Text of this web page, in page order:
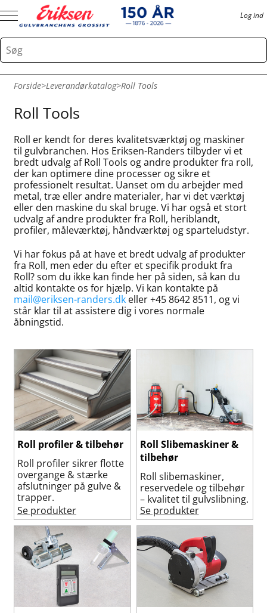
Log ind
Forside>Leverandørkatalog>Roll Tools
Roll Tools
Roll er kendt for deres kvalitetsværktøj og maskiner
til gulvbranchen. Hos Eriksen-Randers tilbyder vi et
bredt udvalg af Roll Tools og andre produkter fra roll,
der kan optimere dine processer og sikre et
professionelt resultat. Uanset om du arbejder med
metal, træ eller andre materialer, har vi det værktøj
eller den maskine du skal bruge. Vi har også et stort
udvalg af andre produkter fra Roll, heriblandt,
profiler, måleværktøj, håndværktøj og sparteludstyr.
Vi har fokus på at have et bredt udvalg af produkter
fra Roll, men eder du efter et specifik produkt fra
Roll? som du ikke kan finde her på siden, så kan du
altid kontakte os for hjælp. Vi kan kontakte på
mail@eriksen-randers.dk eller +45 8642 8511, og vi
står klar til at assistere dig i vores normale
åbningstid.
Roll profiler & tilbehør
Roll profiler sikrer flotte
overgange & stærke
afslutninger på gulve &
trapper.
Se produkter
Roll Slibemaskiner &
tilbehør
Roll slibemaskiner,
reservedele og tilbehør
– kvalitet til gulvslibning.
Se produkter